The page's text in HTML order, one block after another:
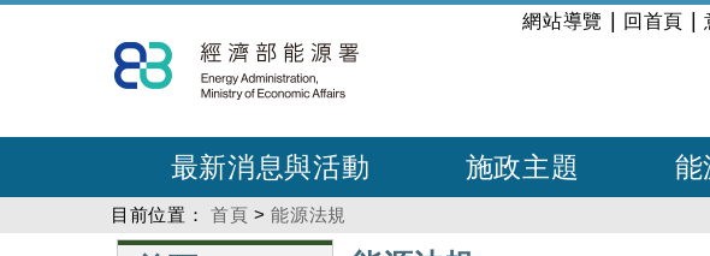
到
主
內
:::
網站導覽 回首頁
最新消息與活動 施政主題 能
目前位置： 首頁 >能源法規
:::